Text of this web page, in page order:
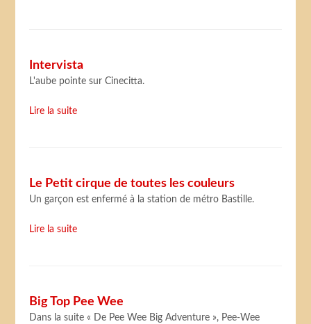
Intervista
L'aube pointe sur Cinecitta.
Lire la suite
Le Petit cirque de toutes les couleurs
Un garçon est enfermé à la station de métro Bastille.
Lire la suite
Big Top Pee Wee
Dans la suite « De Pee Wee Big Adventure », Pee-Wee